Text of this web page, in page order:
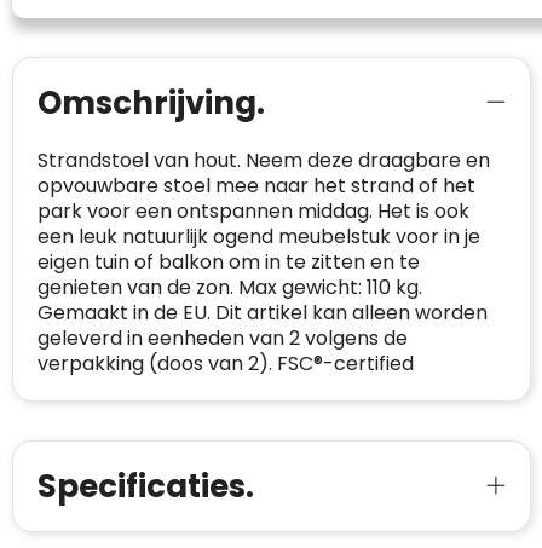
Omschrijving.
Strandstoel van hout. Neem deze draagbare en
opvouwbare stoel mee naar het strand of het
park voor een ontspannen middag. Het is ook
een leuk natuurlijk ogend meubelstuk voor in je
eigen tuin of balkon om in te zitten en te
genieten van de zon. Max gewicht: 110 kg.
Gemaakt in de EU. Dit artikel kan alleen worden
geleverd in eenheden van 2 volgens de
verpakking (doos van 2). FSC®-certified
Specificaties.
richtlijnen van Trustindex en waarvan
bewezen is dat ze spamvrij zijn worden door
de verschillende platforms geaccepteerd en
meegeteld in de scores.
probleem.
Trustindex heeft de contactgegevens van de
website en de bedrijfsgegevens
onafhankelijk geverifieerd.
CONTACTGEGEVENS
Telefoonnummer:+32 479 88 00 36 Geverifieerd
E-
mailadres:
mia@linkkado.be Geverifieerd
BEDRIJFSGEGEVENS
Bedrijfsnaam: Linkkado
Oprichting van de
Trustindex controleert websites voortdurend
op veiligheidsproblemen.
Safe Browsing:geen probleem
gedetecteerd
Blacklist Geen site op de zwarte lijst
Geldig SSL-certificaat
Websites die consequent een hoog niveau
van klanttevredenheid handhaven en
voldoen aan een hoog niveau van
naar de certificaten van Trustindex en koopt u
Meer informatie»